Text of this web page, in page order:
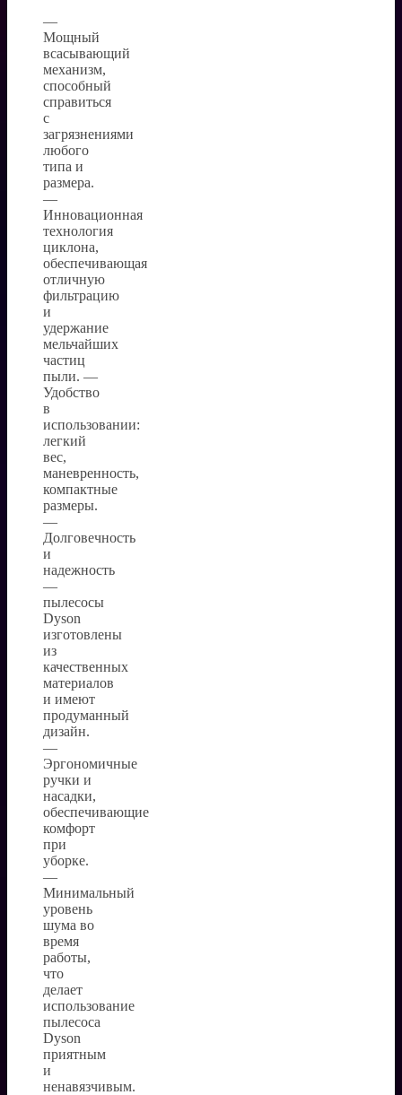
—
Мощный
всасывающий
механизм,
способный
справиться
с
загрязнениями
любого
типа и
размера.
—
Инновационная
технология
циклона,
обеспечивающая
отличную
фильтрацию
и
удержание
мельчайших
частиц
пыли. —
Удобство
в
использовании:
легкий
вес,
маневренность,
компактные
размеры.
—
Долговечность
и
надежность
—
пылесосы
Dyson
изготовлены
из
качественных
материалов
и имеют
продуманный
дизайн.
—
Эргономичные
ручки и
насадки,
обеспечивающие
комфорт
при
уборке.
—
Минимальный
уровень
шума во
время
работы,
что
делает
использование
пылесоса
Dyson
приятным
и
ненавязчивым.